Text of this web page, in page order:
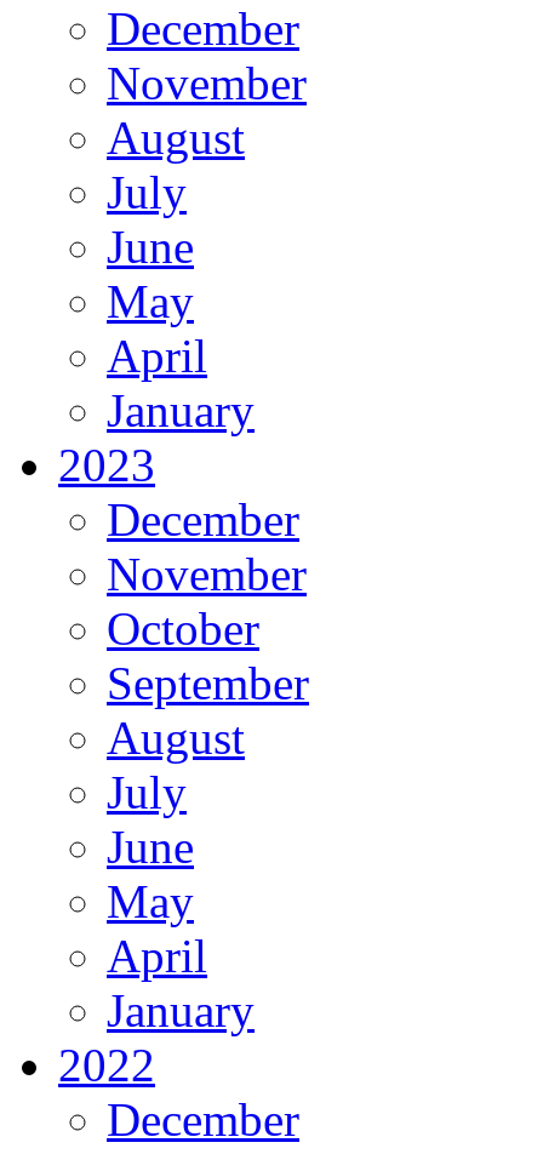
December
November
August
July
June
May
April
January
2023
December
November
October
September
August
July
June
May
April
January
2022
December